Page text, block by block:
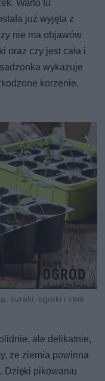
Warto tu
już wyjęta z
nie ma objawów
oraz czy jest cała i
wykazuje
korzenie,
buraki, ogórki i inne
ale delikatnie,
że ziemia powinna
Dzięki pikowaniu